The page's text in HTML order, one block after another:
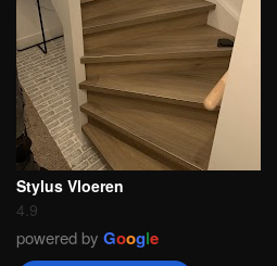
Stylus Vloeren
4.9
powered by Google